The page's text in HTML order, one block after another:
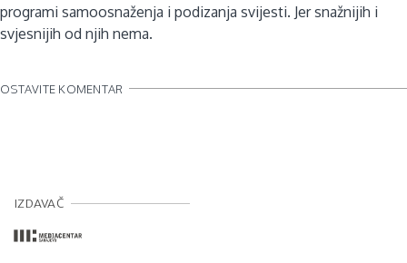
programi samoosnaženja i podizanja svijesti. Jer snažnijih i
svjesnijih od njih nema.
OSTAVITE KOMENTAR
IZDAVAČ